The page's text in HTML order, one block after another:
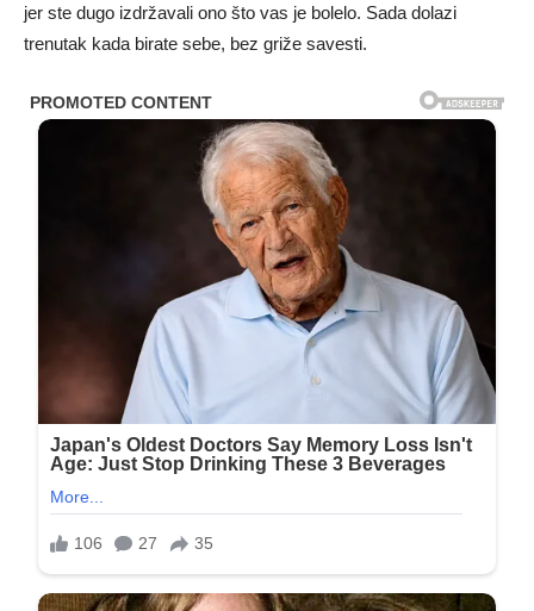
jer ste dugo izdržavali ono što vas je bolelo. Sada dolazi
trenutak kada birate sebe, bez griže savesti.